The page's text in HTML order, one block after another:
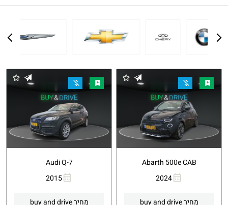
Abarth 500e CAB
2024
מחיר buy and drive
Whatsapp
Audi Q-7
2015
מחיר buy and drive
Whatsapp